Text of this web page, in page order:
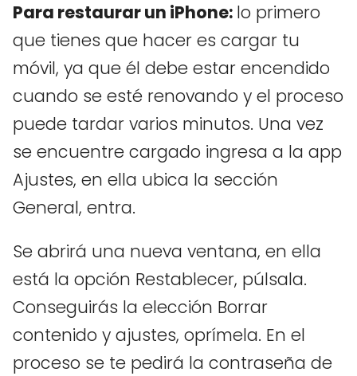
Para restaurar un iPhone: lo primero
que tienes que hacer es cargar tu
móvil, ya que él debe estar encendido
cuando se esté renovando y el proceso
puede tardar varios minutos. Una vez
se encuentre cargado ingresa a la app
Ajustes, en ella ubica la sección
General, entra.
Se abrirá una nueva ventana, en ella
está la opción Restablecer, púlsala.
Conseguirás la elección Borrar
contenido y ajustes, oprímela. En el
proceso se te pedirá la contraseña de